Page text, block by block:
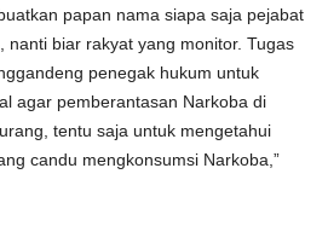
papan nama siapa saja pejabat
nanti biar rakyat yang monitor. Tugas
penegak hukum untuk
agar pemberantasan Narkoba di
tentu saja untuk mengetahui
candu mengkonsumsi Narkoba,”